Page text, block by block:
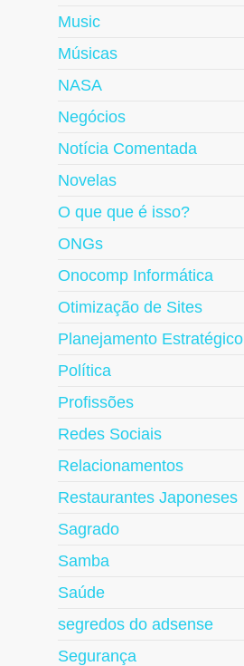
Music
Músicas
NASA
Negócios
Notícia Comentada
Novelas
O que que é isso?
ONGs
Onocomp Informática
Otimização de Sites
Planejamento Estratégico
Política
Profissões
Redes Sociais
Relacionamentos
Restaurantes Japoneses
Sagrado
Samba
Saúde
segredos do adsense
Segurança